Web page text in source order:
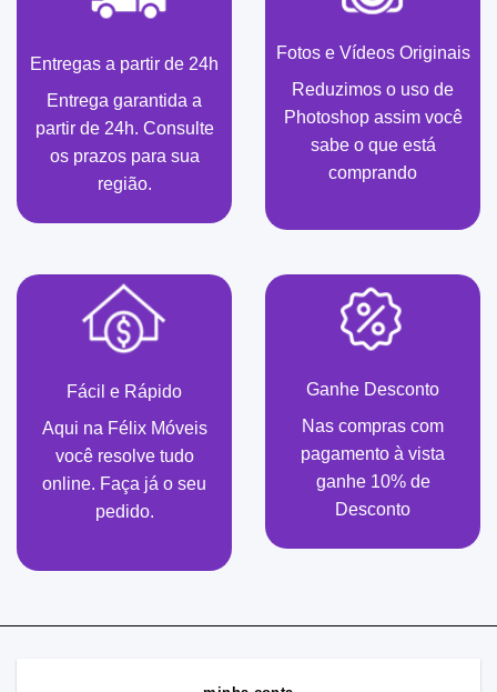
Entregas a partir de 24h
Entrega garantida a
partir de 24h. Consulte
os prazos para sua
região.
Fotos e Vídeos Originais
Reduzimos o uso de
Photoshop assim você
sabe o que está
comprando
Fácil e Rápido
Aqui na Félix Móveis
você resolve tudo
online. Faça já o seu
pedido.
Ganhe Desconto
Nas compras com
pagamento à vista
ganhe 10% de
Desconto